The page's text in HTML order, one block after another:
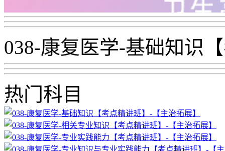
038-康复医学-基础知识
热门科目